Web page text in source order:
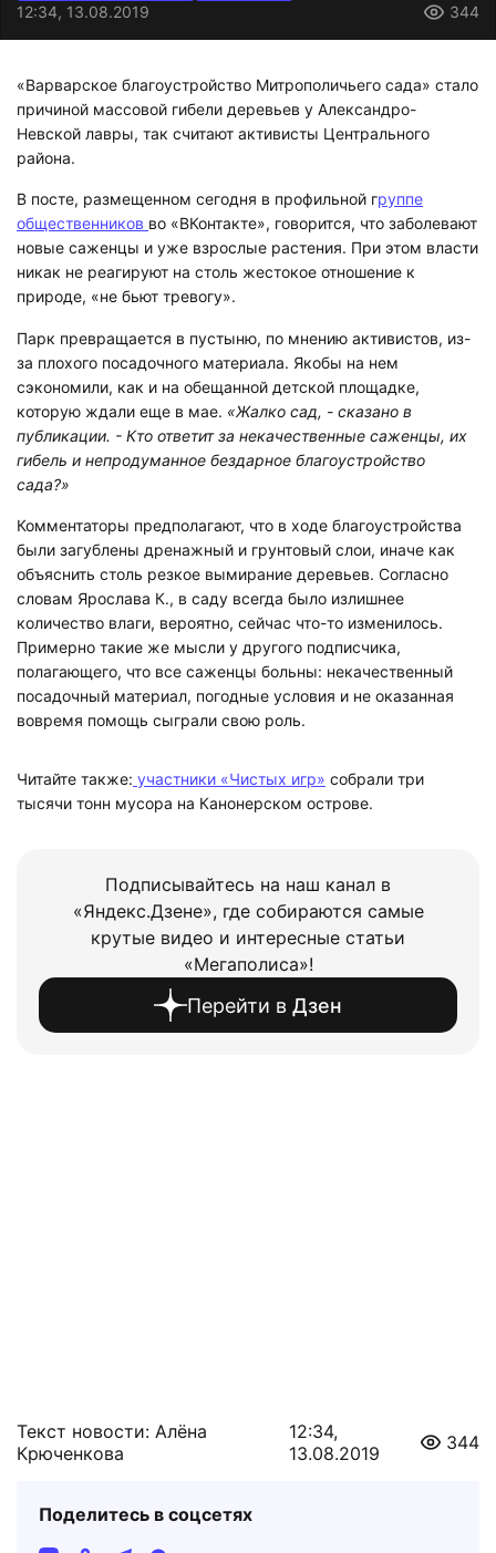
12:34, 13.08.2019
344
«Варварское благоустройство Митрополичьего сада» стало
причиной массовой гибели деревьев у Александро-
Невской лавры, так считают активисты Центрального
района.
В посте, размещенном сегодня в профильной группе
общественников во «ВКонтакте», говорится, что заболевают
новые саженцы и уже взрослые растения. При этом власти
никак не реагируют на столь жестокое отношение к
природе, «не бьют тревогу».
Парк превращается в пустыню, по мнению активистов, из-
за плохого посадочного материала. Якобы на нем
сэкономили, как и на обещанной детской площадке,
которую ждали еще в мае. «Жалко сад, - сказано в
публикации. - Кто ответит за некачественные саженцы, их
гибель и непродуманное бездарное благоустройство
сада?»
Комментаторы предполагают, что в ходе благоустройства
были загублены дренажный и грунтовый слои, иначе как
объяснить столь резкое вымирание деревьев. Согласно
словам Ярослава К., в саду всегда было излишнее
количество влаги, вероятно, сейчас что-то изменилось.
Примерно такие же мысли у другого подписчика,
полагающего, что все саженцы больны: некачественный
посадочный материал, погодные условия и не оказанная
вовремя помощь сыграли свою роль.
Читайте также: участники «Чистых игр» собрали три
тысячи тонн мусора на Канонерском острове.
Подписывайтесь на наш канал в
«Яндекс.Дзене», где собираются самые
крутые видео и интересные статьи
«Мегаполиса»!
Перейти в Дзен
Текст новости: Алёна
Крюченкова
12:34,
13.08.2019
344
Поделитесь в соцсетях